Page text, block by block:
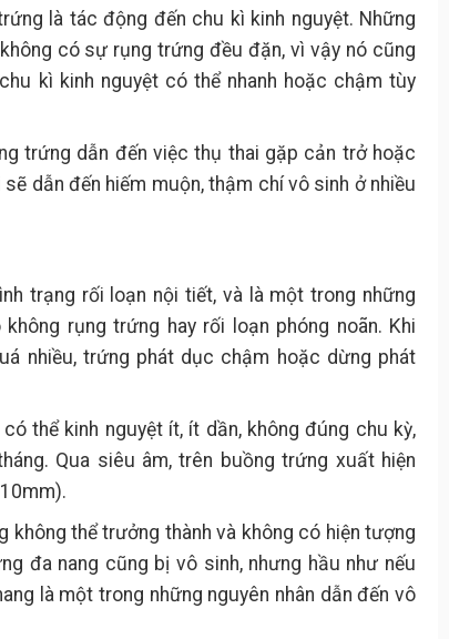
là tác động đến chu kì kinh nguyệt. Những
có sự rụng trứng đều đặn, vì vậy nó cũng
kì kinh nguyệt có thể nhanh hoặc chậm tùy
trứng dẫn đến việc thụ thai gặp cản trở hoặc
dẫn đến hiếm muộn, thậm chí vô sinh ở nhiều
trạng rối loạn nội tiết, và là một trong những
rụng trứng hay rối loạn phóng noãn. Khi
nhiều, trứng phát dục chậm hoặc dừng phát
thể kinh nguyệt ít, ít dần, không đúng chu kỳ,
Qua siêu âm, trên buồng trứng xuất hiện
không thể trưởng thành và không có hiện tượng
đa nang cũng bị vô sinh, nhưng hầu như nếu
là một trong những nguyên nhân dẫn đến vô